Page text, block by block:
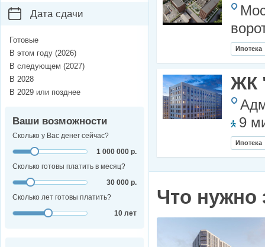
Ипотека
ЖК
9
Ипотека
Что нужно
Дата сдачи
Готовые
В этом году (2026)
В следующем (2027)
В 2028
В 2029 или позднее
Ваши возможности
Сколько у Вас денег сейчас?
1 000 000 р.
Сколько готовы платить в месяц?
30 000 р.
Сколько лет готовы платить?
10 лет